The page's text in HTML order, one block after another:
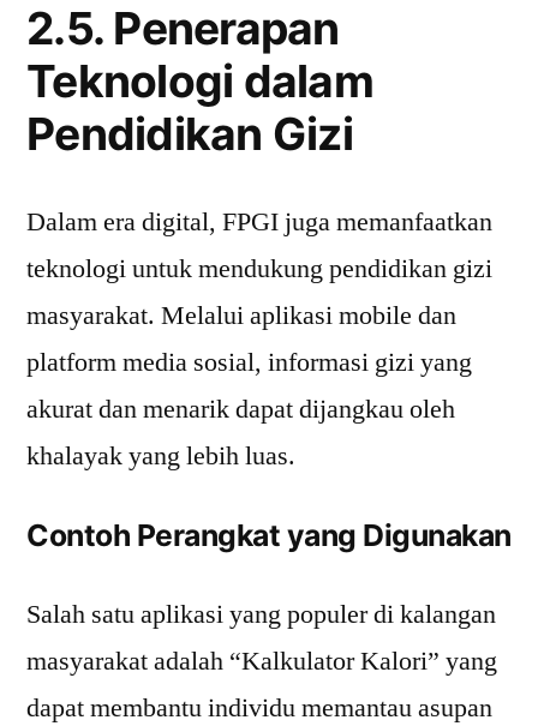
2.5. Penerapan
Teknologi dalam
Pendidikan Gizi
Dalam era digital, FPGI juga memanfaatkan
teknologi untuk mendukung pendidikan gizi
masyarakat. Melalui aplikasi mobile dan
platform media sosial, informasi gizi yang
akurat dan menarik dapat dijangkau oleh
khalayak yang lebih luas.
Contoh Perangkat yang Digunakan
Salah satu aplikasi yang populer di kalangan
masyarakat adalah “Kalkulator Kalori” yang
dapat membantu individu memantau asupan